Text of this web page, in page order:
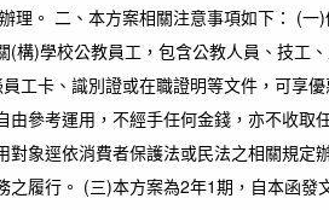
理。 二、本方案相關注意事項如下： (一
(構)學校公教員工，包含公教人員、技工
工卡、識別證或在職證明等文件，可享
由參考運用，不經手任何金錢，亦不收取
對象逕依消費者保護法或民法之相關規定
之履行。 (三)本方案為2年1期，自本函